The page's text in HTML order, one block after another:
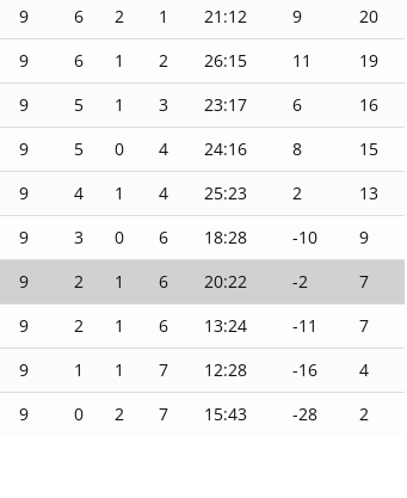
9 6 2 1 21:12 9
20
9 6 1 2 26:15 11
19
9 5 1 3 23:17 6
16
9 5 0 4 24:16 8
15
9 4 1 4 25:23 2
13
9 3 0 6 18:28 -10
9
9 2 1 6 20:22 -2
7
9 2 1 6 13:24 -11
7
9 1 1 7 12:28 -16
4
9 0 2 7 15:43 -28 2